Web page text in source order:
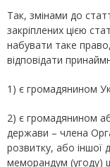
Так, змінами до
закріплених цією
набувати таке
відповідати
1) є громадянином
2) є громадянином
держави – члена
розвитку, або іншої
меморандум (угоду)